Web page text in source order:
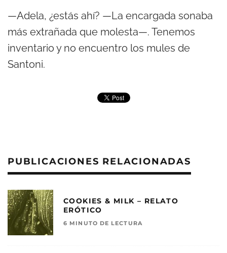
—Adela, ¿estás ahí? —La encargada sonaba
más extrañada que molesta—. Tenemos
inventario y no encuentro los mules de
Santoni.
PUBLICACIONES RELACIONADAS
COOKIES & MILK – RELATO
ERÓTICO
6 MINUTO DE LECTURA